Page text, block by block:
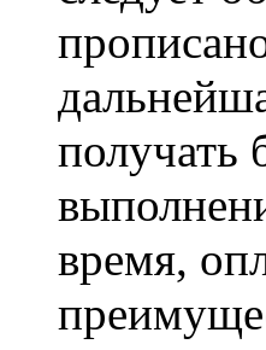
получать
время,